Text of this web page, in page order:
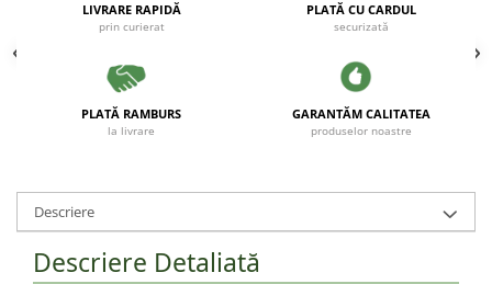
LIVRARE RAPIDĂ
prin curierat
PLATĂ CU CARDUL
securizată
PLATĂ RAMBURS
la livrare
GARANTĂM CALITATEA
produselor noastre
Descriere
Descriere Detaliată